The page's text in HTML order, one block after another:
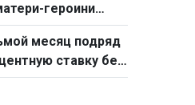
героини
дружбы»
месяц подряд
ставку без